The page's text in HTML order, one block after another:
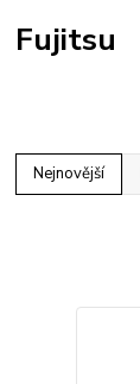
Fujitsu
Nejnovější